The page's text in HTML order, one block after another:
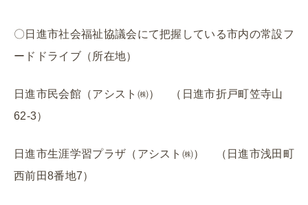
〇日進市社会福祉協議会にて把握している市内の常設フ
ードドライブ（所在地）
日進市民会館（アシスト㈱） （ 日進市折戸町笠寺山
62-3）
日進市生涯学習プラザ（アシスト㈱） （日進市浅田町
西前田8番地7）